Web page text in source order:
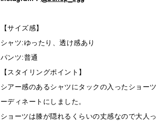
【サイズ感】
シャツ:ゆったり、透け感あり
パンツ:普通
【スタイリングポイント】
シアー感のあるシャツにタックの入ったショー
ーディネートにしました。
ショーツは膝が隠れるくらいの丈感なので大人